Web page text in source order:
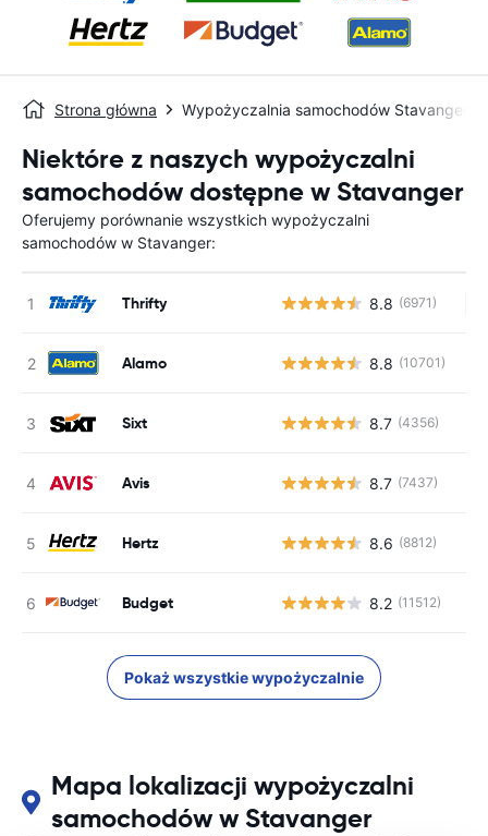
Strona główna Wypożyczalnia samochodów Stavanger
Niektóre z naszych wypożyczalni
samochodów dostępne w Stavanger
Oferujemy porównanie wszystkich wypożyczalni
samochodów w Stavanger:
Thrifty 8.8 (6971)
Alamo 8.8 (10701)
Sixt 8.7 (4356)
Avis 8.7 (7437)
Hertz 8.6 (8812)
Budget 8.2 (11512)
Pokaż wszystkie wypożyczalnie
Mapa lokalizacji wypożyczalni
samochodów w Stavanger